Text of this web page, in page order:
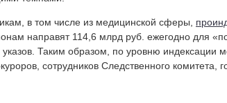
в том числе из медицинской сферы,
направят 114,6 млрд руб. ежегодно для
Таким образом, по уровню индексации
сотрудников Следственного комитета,